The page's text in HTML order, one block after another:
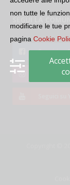
SEGUI LA
Seguici su
Seguici su
non tutte le
modificare le tue
pagina Cookie